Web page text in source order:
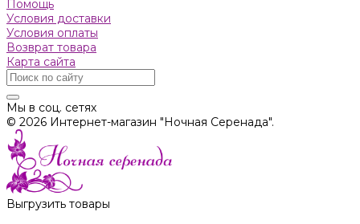
Помощь
Условия доставки
Условия оплаты
Возврат товара
Карта сайта
Мы в соц. сетях
© 2026 Интернет-магазин "Ночная Серенада".
Выгрузить товары